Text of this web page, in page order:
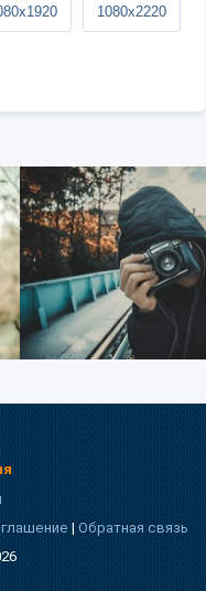
1080x2220
|Обратная связь